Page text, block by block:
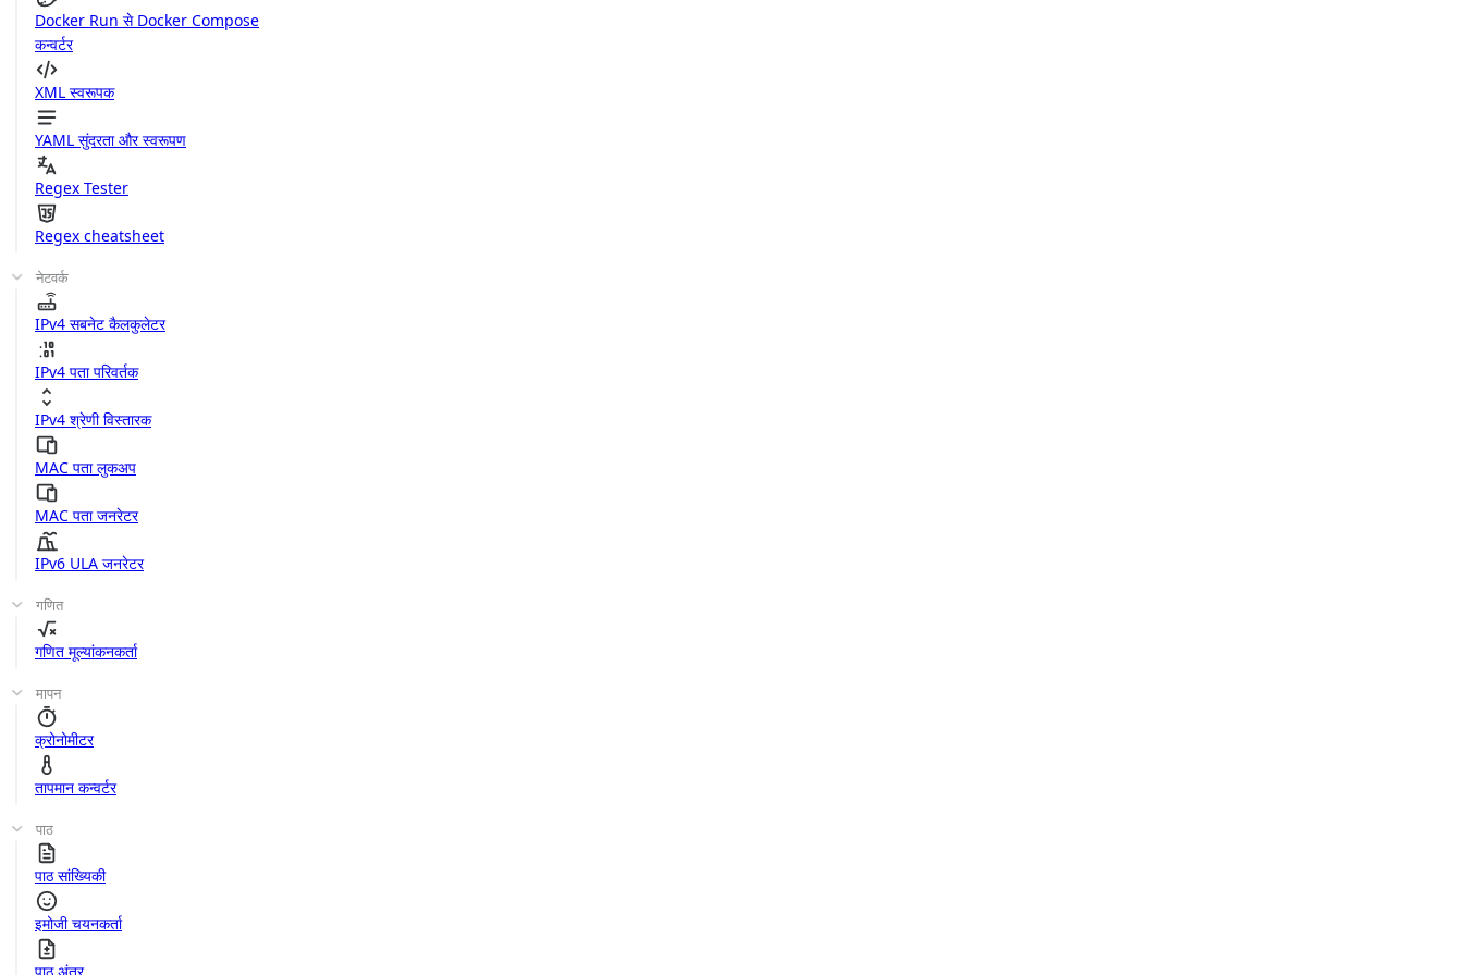
Docker Run से Docker Compose
कन्वर्टर
XML स्वरूपक
YAML सुंदरता और स्वरूपण
Regex Tester
Regex cheatsheet
नेटवर्क
IPv4 सबनेट कैलकुलेटर
IPv4 पता परिवर्तक
IPv4 श्रेणी विस्तारक
MAC पता लुकअप
MAC पता जनरेटर
IPv6 ULA जनरेटर
गणित
गणित मूल्यांकनकर्ता
मापन
क्रोनोमीटर
तापमान कन्वर्टर
पाठ
पाठ सांख्यिकी
इमोजी चयनकर्ता